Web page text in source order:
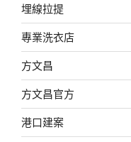
埋線拉提
專業洗衣店
方文昌
方文昌官方
港口建案